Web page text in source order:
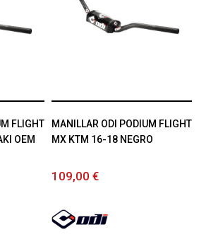
FLIGHT
OEM
MANILLAR ODI PODIUM FLIGHT
MX KTM 16-18 NEGRO
109,00 €